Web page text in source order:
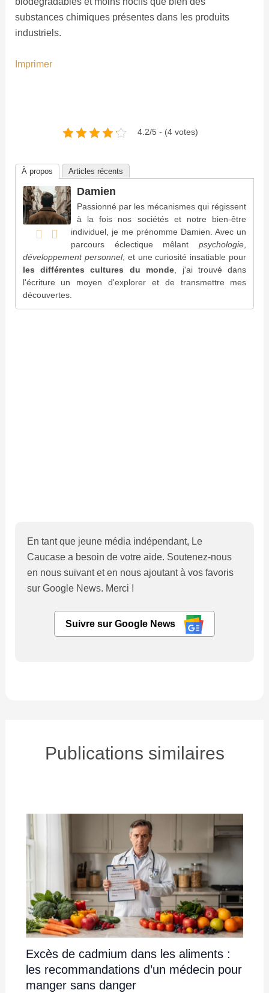
substances chimiques présentes dans les produits
industriels.
Imprimer
4.2/5 - (4 votes)
À propos Articles récents
Damien
Passionné par les mécanismes qui régissent
à la fois nos sociétés et notre bien-être
individuel, je me prénomme Damien. Avec un
parcours éclectique mêlantpsychologie,
développement personnel, et une curiosité insatiable pour
les différentes cultures du monde, j'ai trouvé dans
l'écriture un moyen d'explorer et de transmettre mes
découvertes.
En tant que jeune média indépendant, Le
Caucase a besoin de votre aide. Soutenez-nous
en nous suivant et en nous ajoutant à vos favoris
sur Google News. Merci !
Suivre sur Google News
Publications similaires
Excès de cadmium dans les aliments :
les recommandations d’un médecin pour
manger sans danger